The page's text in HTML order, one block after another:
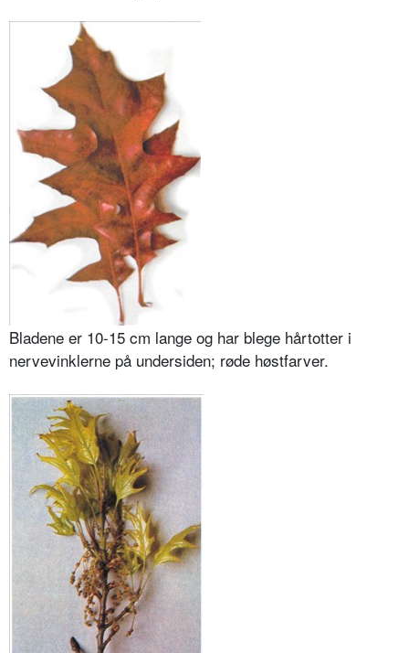
Bladene er 10-15 cm lange og har blege hårtotter i
nervevinklerne på undersiden; røde høstfarver.